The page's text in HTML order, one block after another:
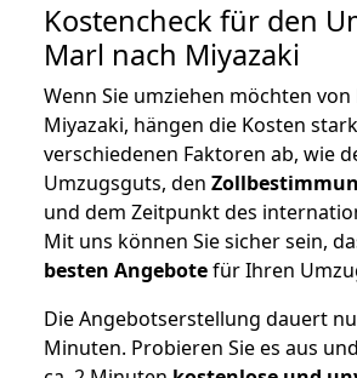
Kostencheck für den
Marl nach Miyazaki
Wenn Sie umziehen möchten
Miyazaki, hängen die Kosten
verschiedenen Faktoren ab, wie
Umzugsguts, den
und dem Zeitpunkt des
Mit uns können Sie sicher sein,
besten Angebotefür Ihren
Die Angebotserstellung dauert
Minuten. Probieren Sie es aus